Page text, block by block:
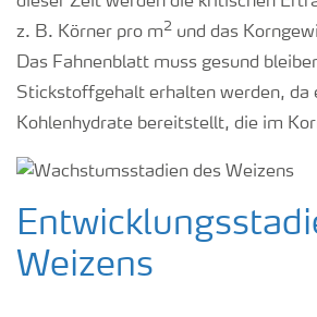
z. B. Körner pro m2 und das
Das Fahnenblatt muss gesund
Stickstoffgehalt erhalten werden, da
Kohlenhydrate bereitstellt, die im
Weizens